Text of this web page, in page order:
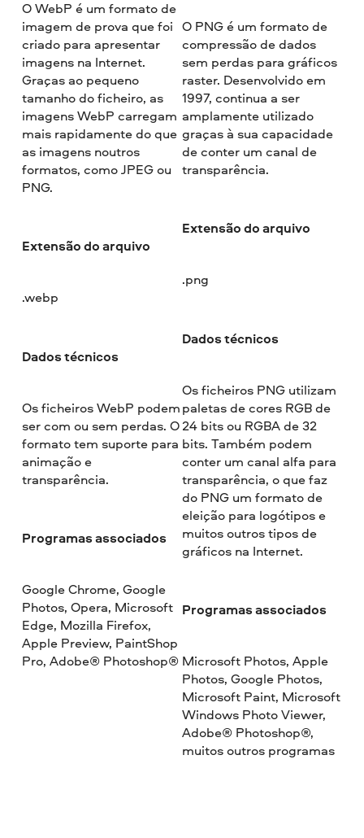
O WebP é um formato de
imagem de prova que foi
criado para apresentar
imagens na Internet.
Graças ao pequeno
tamanho do ficheiro, as
imagens WebP carregam
mais rapidamente do que
as imagens noutros
formatos, como JPEG ou
PNG.
Extensão do arquivo
.webp
Dados técnicos
Os ficheiros WebP podem
ser com ou sem perdas. O
formato tem suporte para
animação e
transparência.
Programas associados
Google Chrome, Google
Photos, Opera, Microsoft
Edge, Mozilla Firefox,
Apple Preview, PaintShop
Pro, Adobe® Photoshop®
O PNG é um formato de
compressão de dados
sem perdas para gráficos
raster. Desenvolvido em
1997, continua a ser
amplamente utilizado
graças à sua capacidade
de conter um canal de
transparência.
Extensão do arquivo
.png
Dados técnicos
Os ficheiros PNG utilizam
paletas de cores RGB de
24 bits ou RGBA de 32
bits. Também podem
conter um canal alfa para
transparência, o que faz
do PNG um formato de
eleição para logótipos e
muitos outros tipos de
gráficos na Internet.
Programas associados
Microsoft Photos, Apple
Photos, Google Photos,
Microsoft Paint, Microsoft
Windows Photo Viewer,
Adobe® Photoshop®,
muitos outros programas